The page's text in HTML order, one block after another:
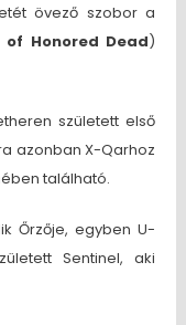
övező szobor a
of Honored Dead)
született első
azonban X-Qarhoz
található.
Őrzője, egyben U-
Sentinel, aki